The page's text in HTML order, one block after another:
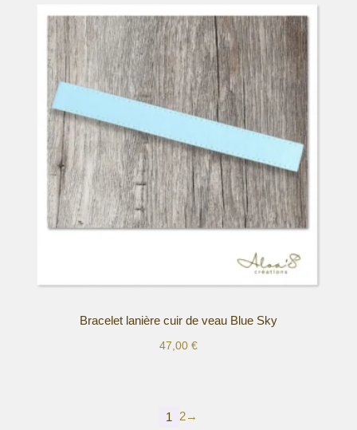
plusieurs
variations.
Les
options
peuvent
être
choisies
sur
page
produit
Bracelet lanière cuir de veau Blue Sky
47,00 €
1 2→